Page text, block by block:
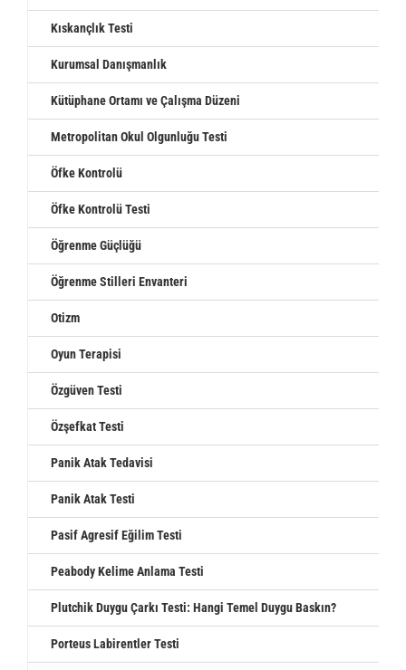
Kıskançlık Testi
Kurumsal Danışmanlık
Kütüphane Ortamı ve Çalışma Düzeni
Metropolitan Okul Olgunluğu Testi
Öfke Kontrolü
Öfke Kontrolü Testi
Öğrenme Güçlüğü
Öğrenme Stilleri Envanteri
Otizm
Oyun Terapisi
Özgüven Testi
Özşefkat Testi
Panik Atak Tedavisi
Panik Atak Testi
Pasif Agresif Eğilim Testi
Peabody Kelime Anlama Testi
Plutchik Duygu Çarkı Testi: Hangi Temel Duygu Baskın?
Porteus Labirentler Testi